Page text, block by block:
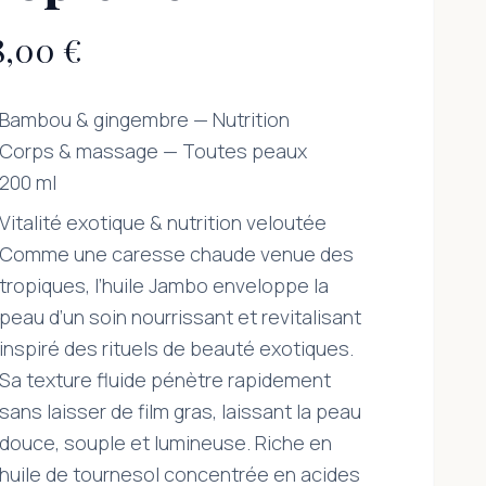
€
Bambou & gingembre — Nutrition
Corps & massage — Toutes peaux
200 ml
Vitalité exotique & nutrition veloutée
Comme une caresse chaude venue des
tropiques, l’huile Jambo enveloppe la
peau d’un soin nourrissant et revitalisant
inspiré des rituels de beauté exotiques.
Sa texture fluide pénètre rapidement
sans laisser de film gras, laissant la peau
douce, souple et lumineuse. Riche en
huile de tournesol concentrée en acides